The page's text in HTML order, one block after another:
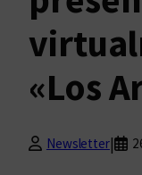
«Los
Newsletter|